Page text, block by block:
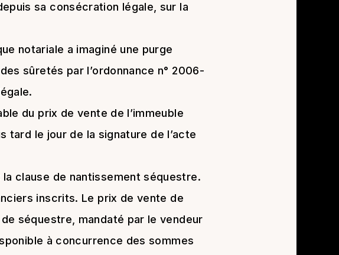
sa consécration légale, sur la
notariale a imaginé une purge
sûretés par l’ordonnance n° 2006-
du prix de vente de l’immeuble
tard le jour de la signature de l’acte
clause de nantissement séquestre.
inscrits. Le prix de vente de
séquestre, mandaté par le vendeur
à concurrence des sommes